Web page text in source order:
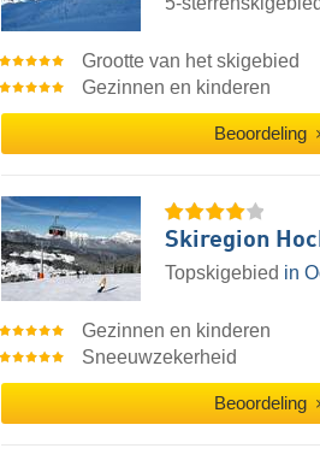
Grootte van het skigebied
Gezinnen en kinderen
Beoordeling
Skiregion
Topskigebied in
Gezinnen en kinderen
Sneeuwzekerheid
Beoordeling